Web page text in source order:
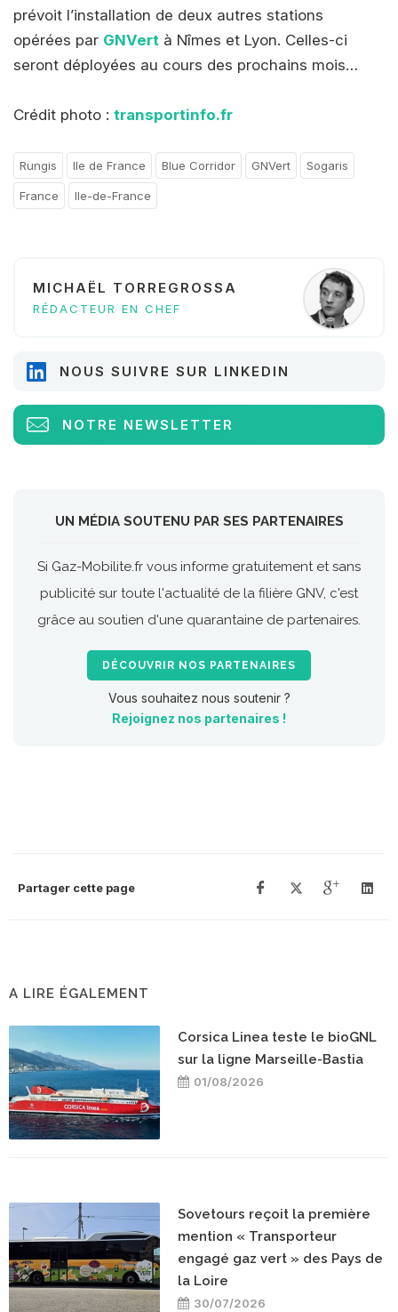
prévoit l’installation de deux autres stations
opérées par GNVert à Nîmes et Lyon. Celles-ci
seront déployées au cours des prochains mois…
Crédit photo : transportinfo.fr
Rungis Ile de France Blue Corridor GNVert Sogaris
France Ile-de-France
MICHAËL TORREGROSSA
RÉDACTEUR EN CHEF
NOUS SUIVRE SUR LINKEDIN
NOTRE NEWSLETTER
UN MÉDIA SOUTENU PAR SES PARTENAIRES
Si Gaz-Mobilite.fr vous informe gratuitement et sans
publicité sur toute l'actualité de la filière GNV, c'est
grâce au soutien d'une quarantaine de partenaires.
DÉCOUVRIR NOS PARTENAIRES
Vous souhaitez nous soutenir ?
Rejoignez nos partenaires !
Partager cette page
A LIRE ÉGALEMENT
Corsica Linea teste le bioGNL
sur la ligne Marseille-Bastia
01/08/2026
Sovetours reçoit la première
mention « Transporteur
engagé gaz vert » des Pays de
la Loire
30/07/2026